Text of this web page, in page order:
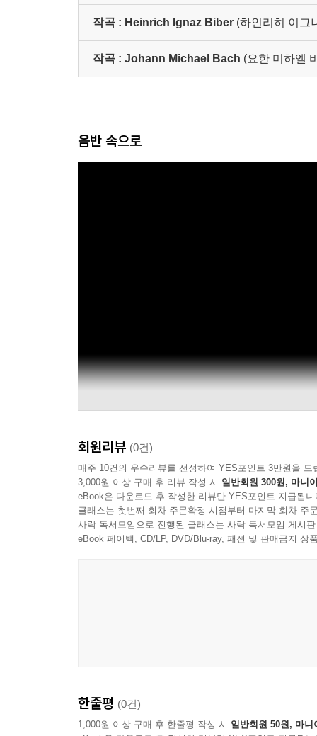
작곡 : Heinrich Ignaz Biber (하인리히 이그
작곡 : Johann Michael Bach (요한 미하엘
음반 속으로
회원리뷰 (0건)
매주 10건의 우수리뷰를 선정하여 YES포인트 3만원을 드
3,000원 이상 구매 후 리뷰 작성 시 일반회원 300원, 마니
eBook은 다운로드 후 작성한 리뷰만 YES포인트 지급됩니
클래스는 첫번째 회차 주문확정 시점부터 마지막 회차 주
사락 독서모임으로 진행된 클래스는 사락 독서모임 게시
eBook 페이백, CD/LP, DVD/Blu-ray, 패션 및 판매금지 상
한줄평 (0건)
1,000원 이상 구매 후 한줄평 작성 시 일반회원 50원, 마니